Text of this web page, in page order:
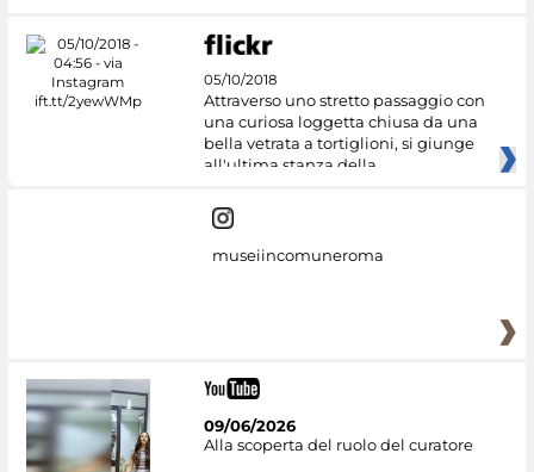
05/10/2018
Attraverso uno stretto passaggio con
una curiosa loggetta chiusa da una
bella vetrata a tortiglioni, si giunge
all'ultima stanza della
museiincomuneroma
09/06/2026
Alla scoperta del ruolo del curatore